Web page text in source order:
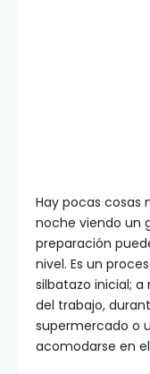
Hay pocas cosas
noche viendo un
preparación
nivel. Es un
silbatazo inicial;
del trabajo,
supermercado o
acomodarse en